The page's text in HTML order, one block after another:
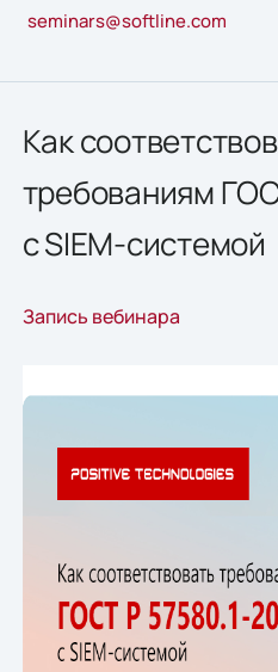
seminars@softline.com
Как
требованиям
с SIEM-системой
Запись вебинара